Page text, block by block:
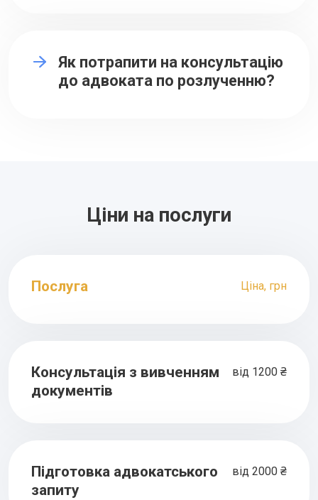
Як потрапити на консультацію
до адвоката по розлученню?
Ціни на послуги
Ціна, грн
Послуга
від 1200 ₴
Консультація з вивченням
документів
від 2000 ₴
Підготовка адвокатського
запиту